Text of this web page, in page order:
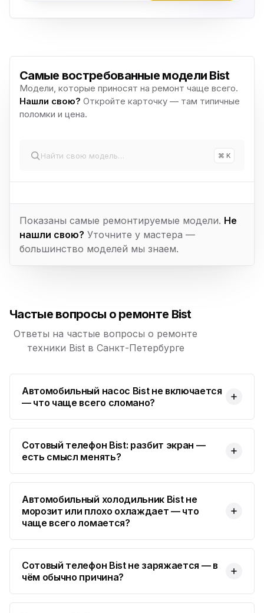
Самые востребованные модели Bist
Модели, которые приносят на ремонт чаще всего.
Нашли свою? Откройте карточку — там типичные
поломки и цена.
⌘ K
Показаны самые ремонтируемые модели. Не
нашли свою? Уточните у мастера —
большинство моделей мы знаем.
Частые вопросы о ремонте Bist
Ответы на частые вопросы о ремонте
техники Bist в Санкт-Петербурге
Автомобильный насос Bist не включается
— что чаще всего сломано?
Сотовый телефон Bist: разбит экран —
есть смысл менять?
Автомобильный холодильник Bist не
морозит или плохо охлаждает — что
чаще всего ломается?
Сотовый телефон Bist не заряжается — в
чём обычно причина?